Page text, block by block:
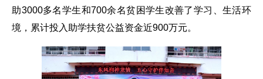
助3000多名学生和700余名贫困学生改善了学习、生活环
境，累计投入助学扶贫公益资金近900万元。